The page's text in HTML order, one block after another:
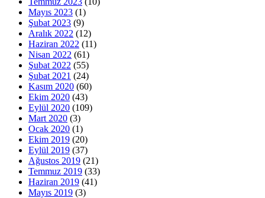
Mayıs 2023 (1)
Şubat 2023 (9)
Aralık 2022 (12)
Haziran 2022 (11)
Nisan 2022 (61)
Şubat 2022 (55)
Şubat 2021 (24)
Kasım 2020 (60)
Ekim 2020 (43)
Eylül 2020 (109)
Mart 2020 (3)
Ocak 2020 (1)
Ekim 2019 (20)
Eylül 2019 (37)
Ağustos 2019 (21)
Temmuz 2019 (33)
Haziran 2019 (41)
Mayıs 2019 (3)